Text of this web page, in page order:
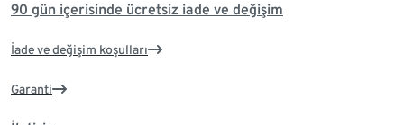
90 gün içerisinde ücretsiz iade ve değişim
İade ve değişim koşulları
Garanti